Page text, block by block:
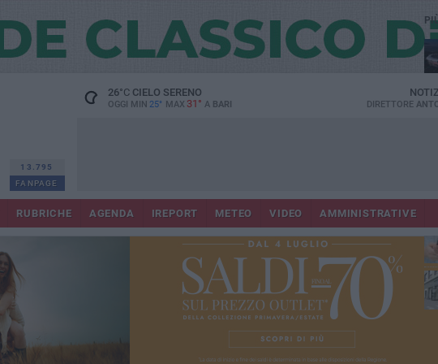
13.795
FANPAGE
26°CCIELO SERENO
OGGI MIN 25° MAX 31° A BARI DIRETTORE
RUBRICHE AGENDA IREPORT METEO VIDEO AMMINISTRATIVE